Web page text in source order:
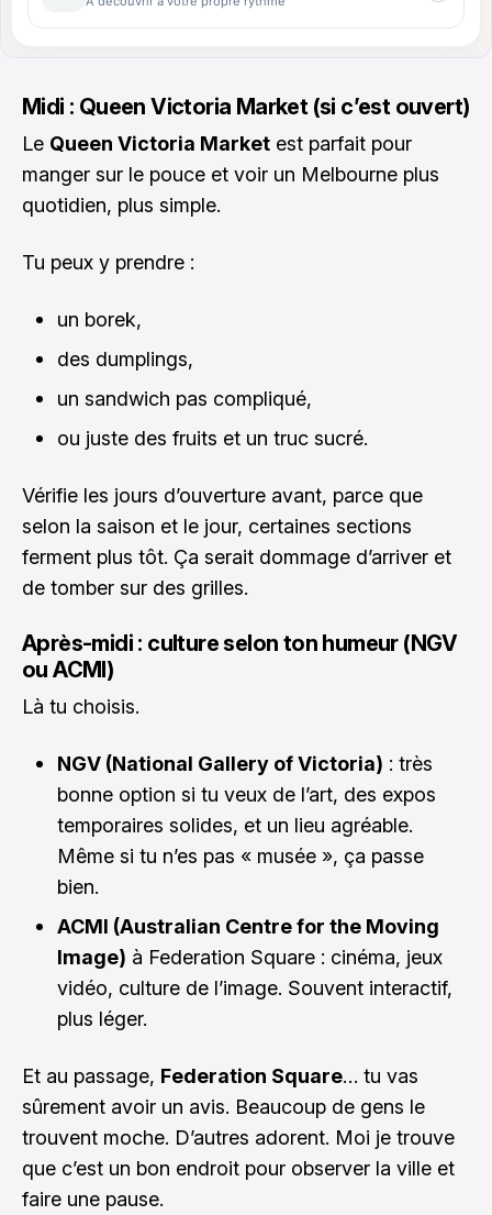
Midi : Queen Victoria Market (si c’est ouvert)
Le Queen Victoria Market est parfait pour
manger sur le pouce et voir un Melbourne plus
quotidien, plus simple.
Tu peux y prendre :
un borek,
des dumplings,
un sandwich pas compliqué,
ou juste des fruits et un truc sucré.
Vérifie les jours d’ouverture avant, parce que
selon la saison et le jour, certaines sections
ferment plus tôt. Ça serait dommage d’arriver et
de tomber sur des grilles.
Après-midi : culture selon ton humeur (NGV
ou ACMI)
Là tu choisis.
NGV (National Gallery of Victoria) : très
bonne option si tu veux de l’art, des expos
temporaires solides, et un lieu agréable.
Même si tu n’es pas « musée », ça passe
bien.
ACMI (Australian Centre for the Moving
Image) à Federation Square : cinéma, jeux
vidéo, culture de l’image. Souvent interactif,
plus léger.
Et au passage, Federation Square… tu vas
sûrement avoir un avis. Beaucoup de gens le
trouvent moche. D’autres adorent. Moi je trouve
que c’est un bon endroit pour observer la ville et
faire une pause.